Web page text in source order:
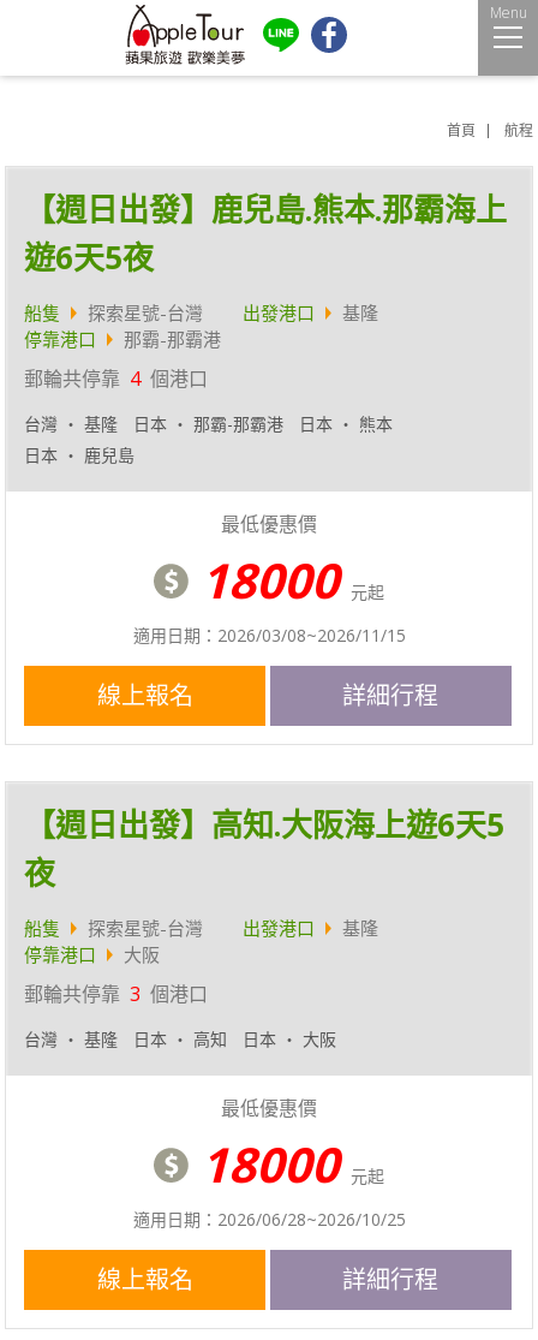
Menu
首頁 航程
【週日出發】鹿兒島.熊本.那霸海上
遊6天5夜
船隻 探索星號-台灣 出發港口
基隆
停靠港口
那霸-那霸港
郵輪共停靠 4 個港口
台灣 ‧ 基隆 日本 ‧ 那霸-那霸港
日本 ‧ 熊本
日本 ‧ 鹿兒島
最低優惠價
18000 元起
適用日期：2026/03/08~2026/11/15
線上報名 詳細行程
【週日出發】高知.大阪海上遊6天5
夜
船隻 探索星號-台灣 出發港口
基隆
停靠港口
大阪
郵輪共停靠 3 個港口
台灣 ‧ 基隆 日本 ‧ 高知 日本 ‧ 大阪
最低優惠價
18000 元起
適用日期：2026/06/28~2026/10/25
線上報名 詳細行程